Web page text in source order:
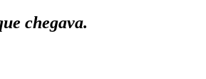
chegava.